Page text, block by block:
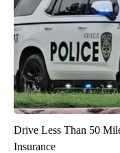
Drive Less Than 50
Insurance